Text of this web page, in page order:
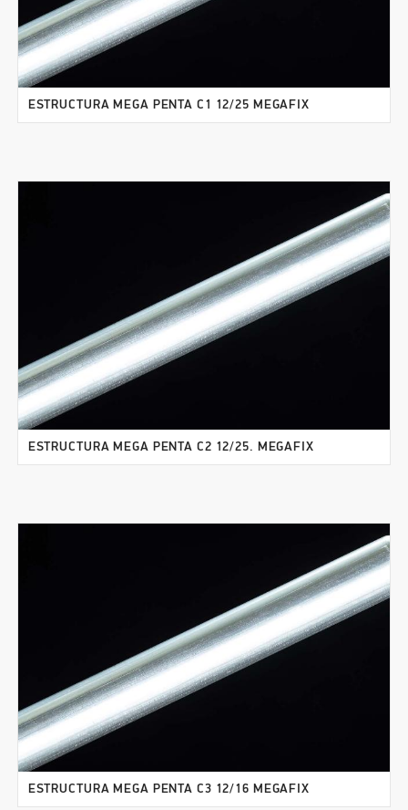
ESTRUCTURA MEGA PENTA C1 12/25 MEGAFIX
ESTRUCTURA MEGA PENTA C2 12/25. MEGAFIX
ESTRUCTURA MEGA PENTA C3 12/16 MEGAFIX